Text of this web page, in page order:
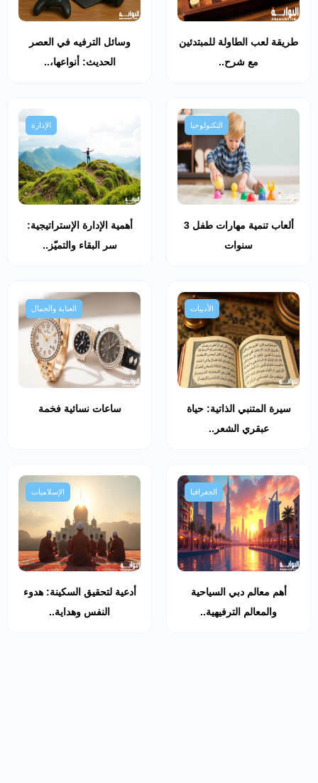
طريقة لعب الطاولة للمبتدئين
مع شرح..
وسائل الترفيه في العصر
الحديث: أنواعها،..
التكنولوجيا
ألعاب تنمية مهارات طفل 3
سنوات
الإدارة
أهمية الإدارة الإستراتيجية:
سر البقاء والتميّز..
الأدبيات
سيرة المتنبي الذاتية: حياة
عبقري الشعر..
العناية والجمال
ساعات نسائية فخمة
الجغرافيا
أهم معالم دبي السياحية
والمعالم الترفيهية..
الإسلاميات
أدعية لتحقيق السكينة: هدوء
النفس وهداية..